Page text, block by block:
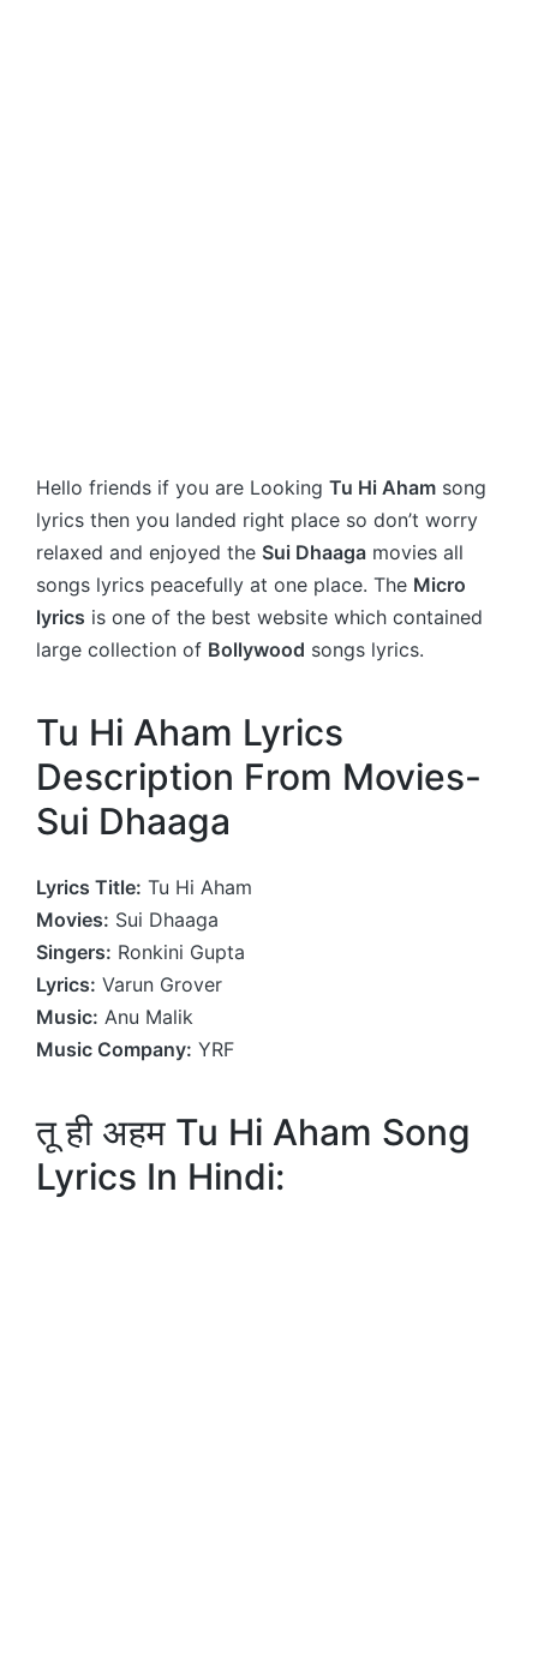
Hello friends if you are Looking Tu Hi Aham song
lyrics then you landed right place so don’t worry
relaxed and enjoyed the Sui Dhaaga movies all
songs lyrics peacefully at one place. The Micro
lyrics is one of the best website which contained
large collection of Bollywood songs lyrics.
Tu Hi Aham Lyrics
Description From Movies-
Sui Dhaaga
Lyrics Title: Tu Hi Aham
Movies: Sui Dhaaga
Singers: Ronkini Gupta
Lyrics: Varun Grover
Music: Anu Malik
Music Company: YRF
तू ही अहम Tu Hi Aham Song
Lyrics In Hindi: